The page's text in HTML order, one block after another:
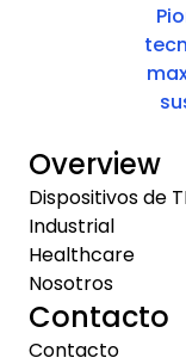
Overview
Dispositivos de
Industrial
Healthcare
Nosotros
Contacto
Contacto